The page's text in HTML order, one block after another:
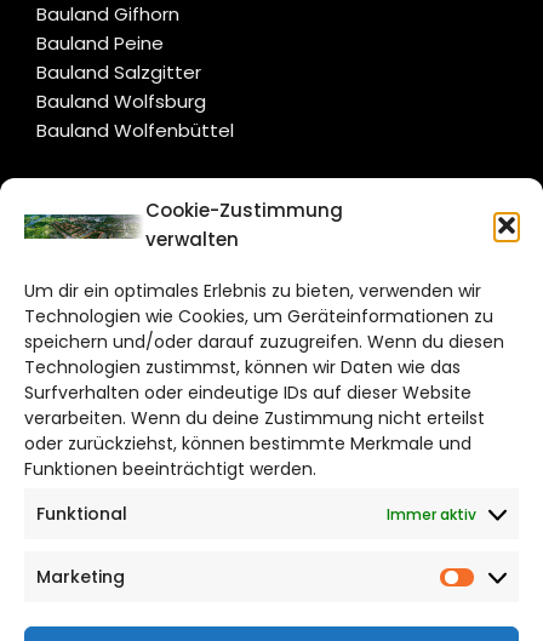
Cookie-Zustimmung
verwalten
Um dir ein optimales Erlebnis zu bieten, verwenden wir
Technologien wie Cookies, um Geräteinformationen zu
speichern und/oder darauf zuzugreifen. Wenn du diesen
Technologien zustimmst, können wir Daten wie das
Surfverhalten oder eindeutige IDs auf dieser Website
verarbeiten. Wenn du deine Zustimmung nicht erteilst
oder zurückziehst, können bestimmte Merkmale und
Funktionen beeinträchtigt werden.
Funktional
Immer aktiv
Marketing
Bauland Gifhorn
Bauland Peine
Bauland Salzgitter
Bauland Wolfsburg
Bauland Wolfenbüttel
CITYLIFE!
Bruchtorwall 12
38100 Braunschweig
Telefon: 0531 387220 – 65
DAS STADTMAGAZIN FÜR
SALZGITTER
Impressum
Cookie Richtlinie